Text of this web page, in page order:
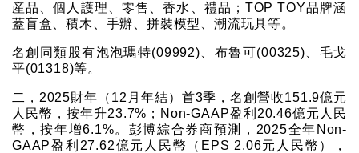
産品、個人護理、零售、香水、禮品；TOP TOY品牌涵
蓋盲盒、積木、手辦、拼裝模型、潮流玩具等。
名創同類股有泡泡瑪特(09992)、布魯可(00325)、毛戈
平(01318)等。
二，2025財年（12月年結）首3季，名創營收151.9億元
人民幣，按年升23.7%；Non-GAAP盈利20.46億元人民
幣，按年增6.1%。彭博綜合券商預測，2025全年Non-
GAAP盈利27.62億元人民幣（EPS 2.06元人民幣），